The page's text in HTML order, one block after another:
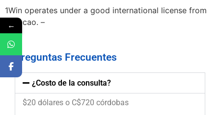
1Win operates under a good international license from
Curacao. –
Preguntas Frecuentes
¿Costo de la consulta?
$20 dólares o C$720 córdobas
←